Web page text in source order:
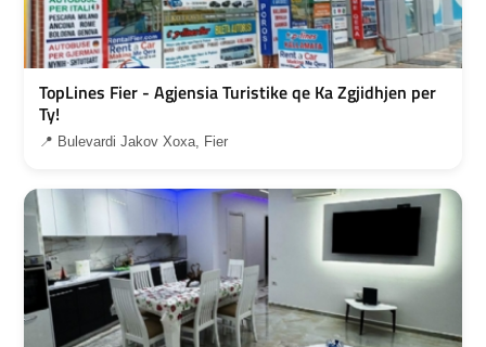
TopLines Fier - Agjensia Turistike qe Ka Zgjidhjen per
Ty!
📍 Bulevardi Jakov Xoxa, Fier